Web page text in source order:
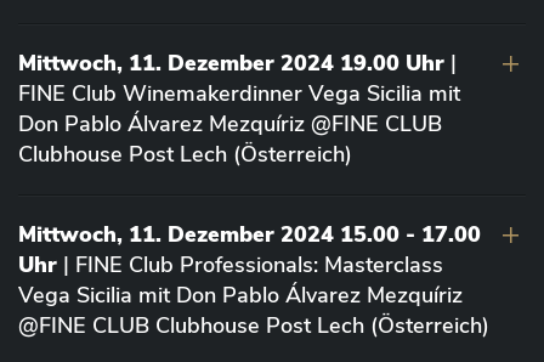
Mittwoch, 11. Dezember 2024 19.00 Uhr |
FINE Club Winemakerdinner Vega Sicilia mit
Don Pablo Álvarez Mezquíriz @FINE CLUB
Clubhouse Post Lech (Österreich)
Mittwoch, 11. Dezember 2024 15.00 - 17.00
Uhr | FINE Club Professionals: Masterclass
Vega Sicilia mit Don Pablo Álvarez Mezquíriz
@FINE CLUB Clubhouse Post Lech (Österreich)